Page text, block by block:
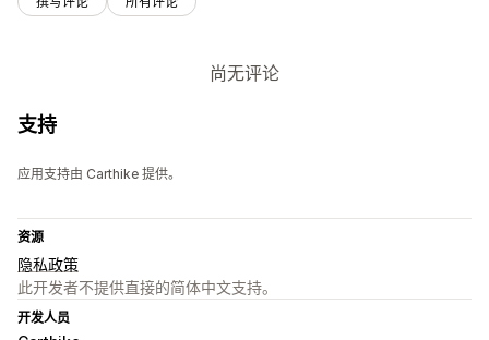
尚无评论
支持
应用支持由 Carthike 提供。
资源
隐私政策
此开发者不提供直接的简体中文支持。
开发人员